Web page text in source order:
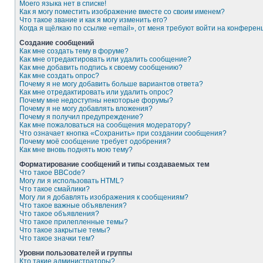
Моего языка нет в списке!
Как я могу поместить изображение вместе со своим именем?
Что такое звание и как я могу изменить его?
Когда я щёлкаю по ссылке «email», от меня требуют войти на
Создание сообщений
Как мне создать тему в форуме?
Как мне отредактировать или удалить сообщение?
Как мне добавить подпись к своему сообщению?
Как мне создать опрос?
Почему я не могу добавить больше вариантов ответа?
Как мне отредактировать или удалить опрос?
Почему мне недоступны некоторые форумы?
Почему я не могу добавлять вложения?
Почему я получил предупреждение?
Как мне пожаловаться на сообщения модератору?
Что означает кнопка «Сохранить» при создании сообщения?
Почему моё сообщение требует одобрения?
Как мне вновь поднять мою тему?
Форматирование сообщений и типы создаваемых тем
Что такое BBCode?
Могу ли я использовать HTML?
Что такое смайлики?
Могу ли я добавлять изображения к сообщениям?
Что такое важные объявления?
Что такое объявления?
Что такое прилепленные темы?
Что такое закрытые темы?
Что такое значки тем?
Уровни пользователей и группы
Кто такие администраторы?